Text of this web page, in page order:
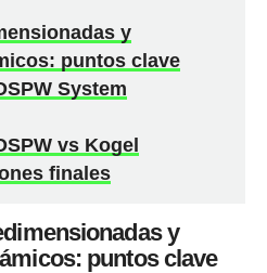
y
puntos clave
System
vs Kogel
finales
y
puntos clave